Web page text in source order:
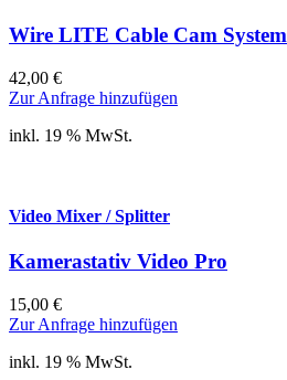
Wire LITE Cable Cam System
42,00 €
Zur Anfrage hinzufügen
inkl. 19 % MwSt.
Video Mixer / Splitter
Kamerastativ Video Pro
15,00 €
Zur Anfrage hinzufügen
inkl. 19 % MwSt.